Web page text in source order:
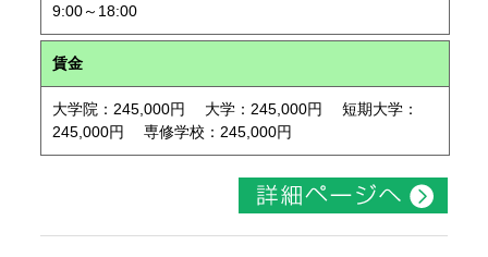
9:00～18:00
賃金
大学院：245,000円 大学：245,000円 短期大学：
245,000円 専修学校：245,000円